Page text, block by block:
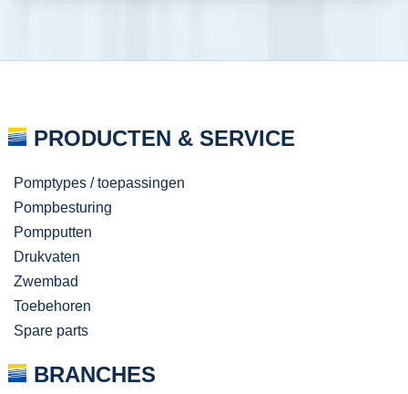
PRODUCTEN & SERVICE
Pomptypes / toepassingen
Pompbesturing
Pompputten
Drukvaten
Zwembad
Toebehoren
Spare parts
BRANCHES